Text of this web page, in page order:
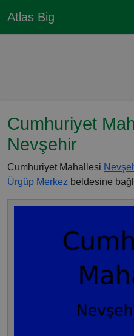
Atlas Big
Cumhuriyet
Nevşehir
Cumhuriyet Mahallesi
Ürgüp Merkez beldesine